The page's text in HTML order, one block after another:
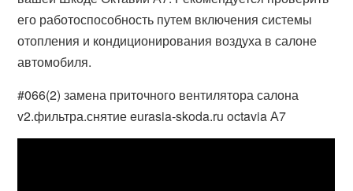
его работоспособность путем включения системы
отопления и кондиционирования воздуха в салоне
автомобиля.
#066(2) замена приточного вентилятора салона
v2.фильтра.снятие eurasia-skoda.ru octavia А7